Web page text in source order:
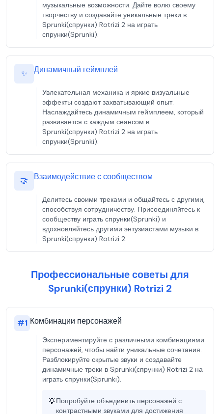
музыкальные возможности. Дайте волю своему
творчеству и создавайте уникальные треки в
Sprunki(спрунки) Rotrizi 2 на играть
спрунки(Sprunki).
✨ Динамичный геймплей
Увлекательная механика и яркие визуальные
эффекты создают захватывающий опыт.
Наслаждайтесь динамичным геймплеем, который
развивается с каждым сеансом в
Sprunki(спрунки) Rotrizi 2 на играть
спрунки(Sprunki).
🤝 Взаимодействие с сообществом
Делитесь своими треками и общайтесь с другими,
способствуя сотрудничеству. Присоединяйтесь к
сообществу играть спрунки(Sprunki) и
вдохновляйтесь другими энтузиастами музыки в
Sprunki(спрунки) Rotrizi 2.
Профессиональные советы для
Sprunki(спрунки) Rotrizi 2
#1 Комбинации персонажей
Экспериментируйте с различными комбинациями
персонажей, чтобы найти уникальные сочетания.
Разблокируйте скрытые звуки и создавайте
динамичные треки в Sprunki(спрунки) Rotrizi 2 на
играть спрунки(Sprunki).
💡Попробуйте объединить персонажей с
контрастными звуками для достижения